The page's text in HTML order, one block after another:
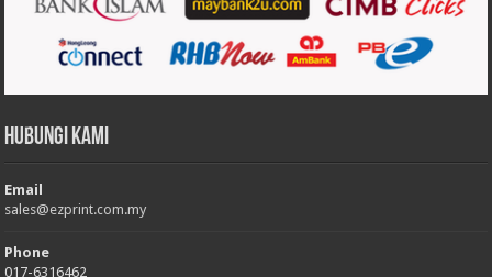
Hubungi Kami
Email
sales@ezprint.com.my
Phone
017-6316462